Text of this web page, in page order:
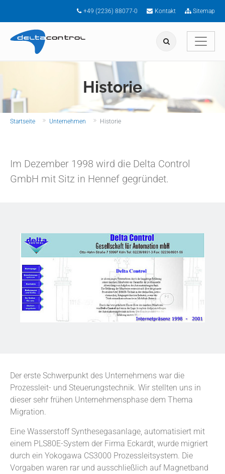
+49 (2236) 88077-0 Kontakt Sitemap
Historie
Sie sind hier:
Startseite Unternehmen Historie
Im Dezember 1998 wird die Delta Control
GmbH mit Sitz in Hennef gegründet.
Der erste Schwerpunkt des Unternehmens war die
Prozessleit- und Steuerungstechnik. Wir stellten uns in
dieser sehr frühen Unternehmensphase dem Thema
Migration.
Eine Wasserstoff Synthesegasanlage, automatisiert mit
einem PLS80E-System der Firma Eckardt, wurde migriert
durch ein Yokogawa CS3000 Prozessleitsystem. Die
Vorgaben waren rar und ausschließlich auf Magnetband